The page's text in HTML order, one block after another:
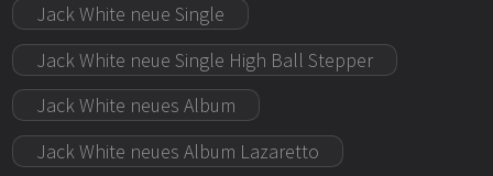
Jack White neue Single
Jack White neue Single High Ball Stepper
Jack White neues Album
Jack White neues Album Lazaretto